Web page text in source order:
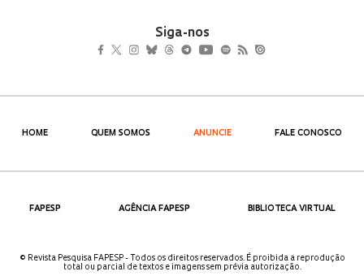
Siga-nos
HOME QUEM SOMOS ANUNCIE FALE CONOSCO
FAPESP AGÊNCIA FAPESP BIBLIOTECA VIRTUAL
© Revista Pesquisa FAPESP - Todos os direitos reservados. É proibida a reprodução
total ou parcial de textos e imagens sem prévia autorização.